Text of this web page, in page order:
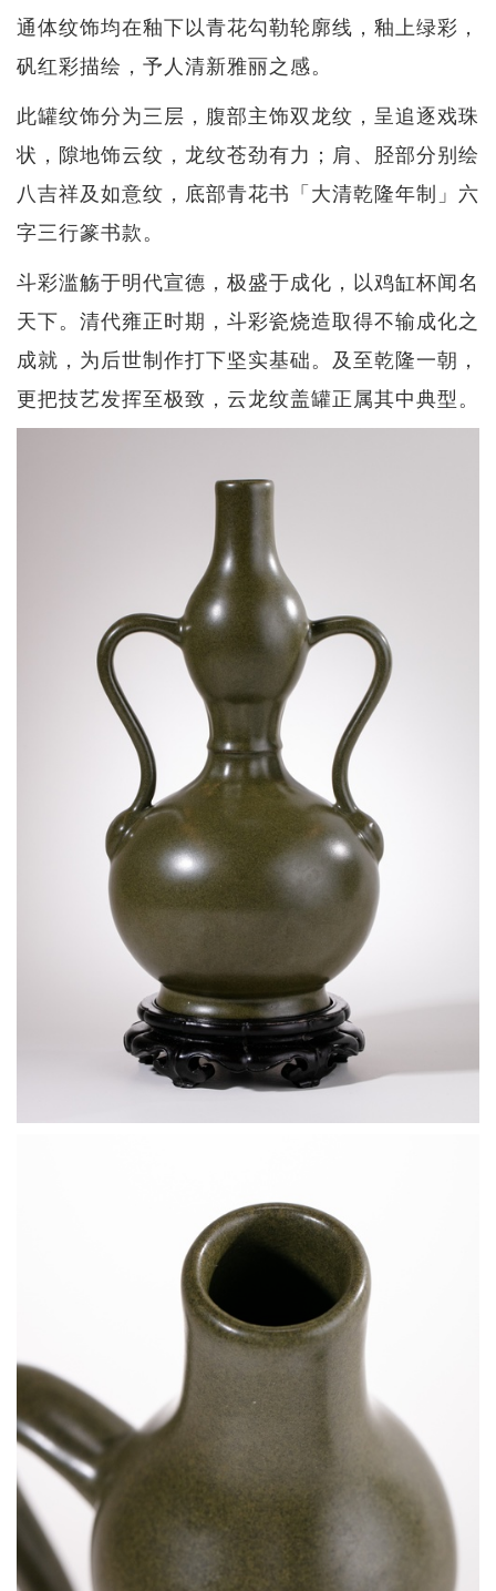
通体纹饰均在釉下以青花勾勒轮廓线，釉上绿彩，
矾红彩描绘，予人清新雅丽之感。
此罐纹饰分为三层，腹部主饰双龙纹，呈追逐戏珠
状，隙地饰云纹，龙纹苍劲有力；肩、胫部分别绘
八吉祥及如意纹，底部青花书「大清乾隆年制」六
字三行篆书款。
斗彩滥觞于明代宣德，极盛于成化，以鸡缸杯闻名
天下。清代雍正时期，斗彩瓷烧造取得不输成化之
成就，为后世制作打下坚实基础。及至乾隆一朝，
更把技艺发挥至极致，云龙纹盖罐正属其中典型。